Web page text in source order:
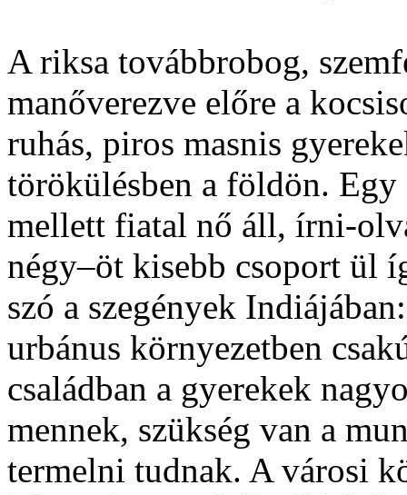
A riksa továbbrobog,
manőverezve előre a
ruhás, piros masnis
törökülésben a földön. Egy
mellett fiatal nő áll, írni-
négy–öt kisebb csoport ül
szó a szegények
urbánus környezetben
családban a gyerekek
mennek, szükség van a
termelni tudnak. A városi